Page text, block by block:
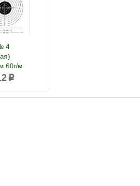
4
60г/м
p